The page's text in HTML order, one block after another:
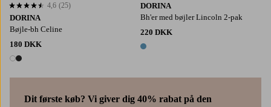
DORINA
Bøjle-bh Celine
180 DKK
2 farver
4,6 baseret på 25 bedømmelser
4,6 (25)
DORINA
Bh'er med bøjler Lincoln 2-pak
220 DKK
1 farve
Dit første køb? Vi giver dig 40% rabat på den